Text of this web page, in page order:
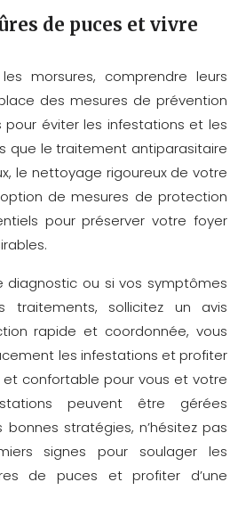
de puces et vivre
morsures, comprendre leurs
des mesures de prévention
éviter les infestations et les
que le traitement antiparasitaire
le nettoyage rigoureux de votre
de mesures de protection
pour préserver votre foyer
diagnostic ou si vos symptômes
traitements, sollicitez un avis
rapide et coordonnée, vous
les infestations et profiter
et confortable pour vous et votre
peuvent être gérées
stratégies, n’hésitez pas
signes pour soulager les
de puces et profiter d’une